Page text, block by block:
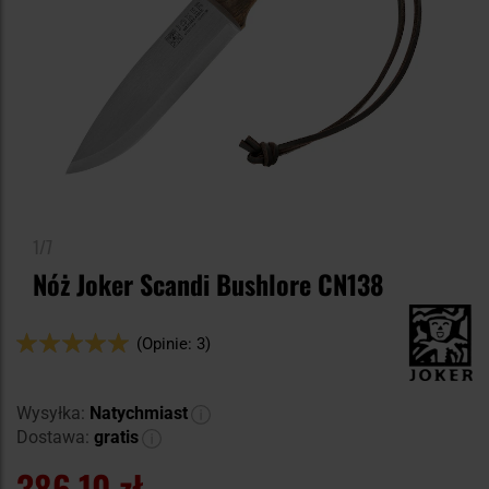
Nóż Joker Scandi Bushlore CN138
Ocena:
(Opinie: 3)
Wysyłka: Natychmiast
Dostawa: gratis